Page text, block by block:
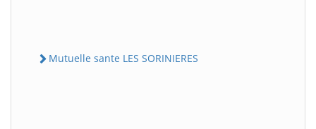
Mutuelle sante LES SORINIERES